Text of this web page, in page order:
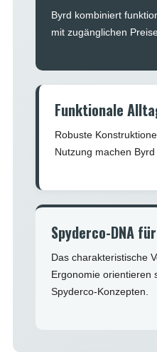
Byrd kombiniert
mit zugänglichen
Funktionale
Robuste
Nutzung machen
Spyderco-DNA
Das charakteristische
Ergonomie orientieren
Spyderco-Konzepten.